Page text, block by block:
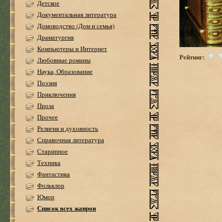
Детское
Документальная литература
Домоводство (Дом и семья)
Драматургия
Компьютеры и Интернет
Любовные романы
Наука, Образование
Поэзия
Приключения
Проза
Прочее
Религия и духовность
Справочная литература
Старинное
Техника
Фантастика
Фольклор
Юмор
Список всех жанров
Рейтинг: